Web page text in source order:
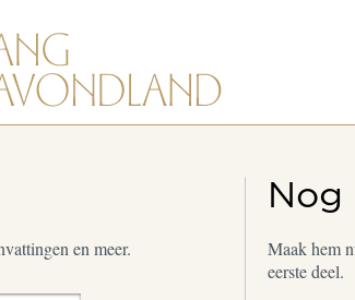
en meer.
Nog
Maak hem
eerste deel.